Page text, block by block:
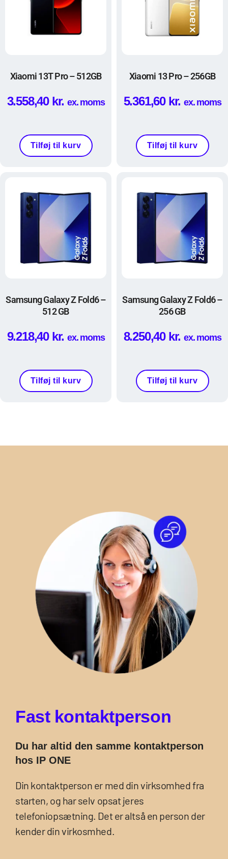
Xiaomi 13T Pro – 512GB
3.558,40 kr. ex. moms
Tilføj til kurv
Xiaomi 13 Pro – 256GB
5.361,60 kr. ex. moms
Tilføj til kurv
Samsung Galaxy Z Fold6 –
512 GB
9.218,40 kr. ex. moms
Tilføj til kurv
Samsung Galaxy Z Fold6 –
256 GB
8.250,40 kr. ex. moms
Tilføj til kurv
Fast kontaktperson
Du har altid den samme kontaktperson
hos IP ONE
Din kontaktperson er med din virksomhed fra
starten, og har selv opsat jeres
telefoniopsætning. Det er altså en person der
kender din virkosmhed.